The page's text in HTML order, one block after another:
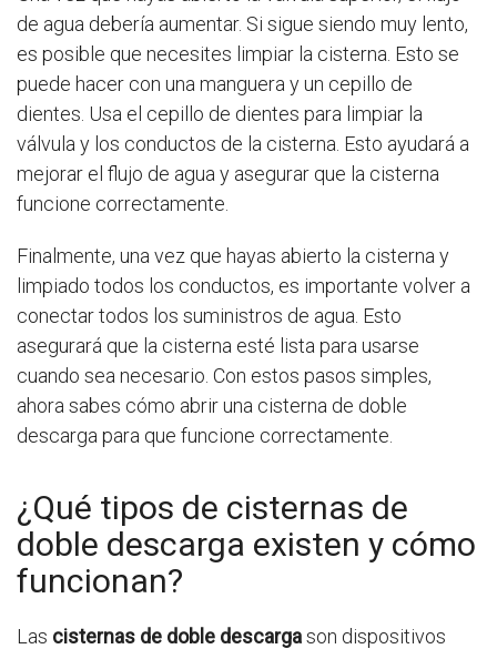
de agua debería aumentar. Si sigue siendo muy lento,
es posible que necesites limpiar la cisterna. Esto se
puede hacer con una manguera y un cepillo de
dientes. Usa el cepillo de dientes para limpiar la
válvula y los conductos de la cisterna. Esto ayudará a
mejorar el flujo de agua y asegurar que la cisterna
funcione correctamente.
Finalmente, una vez que hayas abierto la cisterna y
limpiado todos los conductos, es importante volver a
conectar todos los suministros de agua. Esto
asegurará que la cisterna esté lista para usarse
cuando sea necesario. Con estos pasos simples,
ahora sabes cómo abrir una cisterna de doble
descarga para que funcione correctamente.
¿Qué tipos de cisternas de
doble descarga existen y cómo
funcionan?
Las cisternas de doble descargason dispositivos